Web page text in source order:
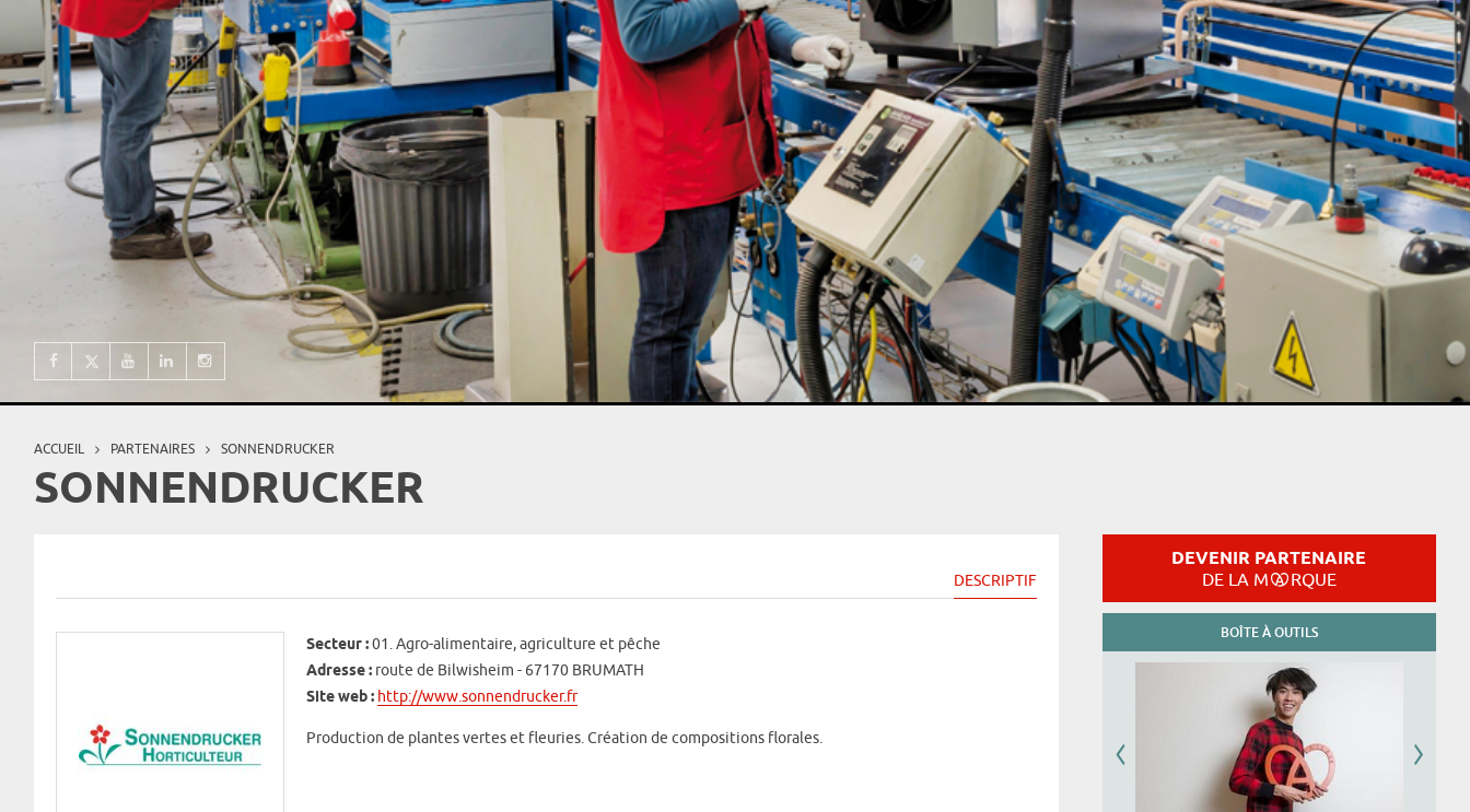
Vous êtes ici
ACCUEIL PARTENAIRES SONNENDRUCKER
SONNENDRUCKER
DESCRIPTIF
Secteur :01. Agro-alimentaire, agriculture et pêche
Adresse : route de Bilwisheim - 67170 BRUMATH
Site web : http://www.sonnendrucker.fr
Production de plantes vertes et fleuries. Création de compositions florales.
DEVENIR PARTENAIRE
DE LA M RQUE
BOÎTE À OUTILS